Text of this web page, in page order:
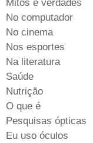
Mitos e verdades
No computador
No cinema
Nos esportes
Na literatura
Saúde
Nutrição
O que é
Pesquisas ópticas
Eu uso óculos